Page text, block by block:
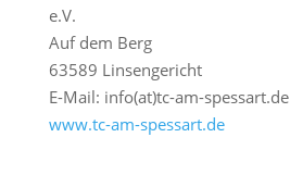
e.V.
Auf dem Berg
63589 Linsengericht
E-Mail: info(at)tc-am-spessart.de
www.tc-am-spessart.de